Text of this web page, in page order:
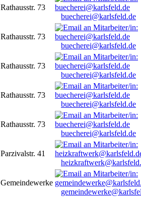
Rathausstr. 73
buecherei@karlsfeld.de
Rathausstr. 73
buecherei@karlsfeld.de
Rathausstr. 73
buecherei@karlsfeld.de
Rathausstr. 73
buecherei@karlsfeld.de
Rathausstr. 73
buecherei@karlsfeld.de
Parzivalstr. 41
Gemeindewerke